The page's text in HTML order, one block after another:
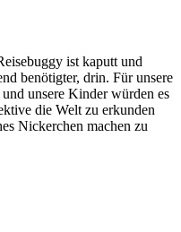
ist kaputt und
benötigter, drin. Für unsere
unsere Kinder würden es
die Welt zu erkunden
Nickerchen machen zu